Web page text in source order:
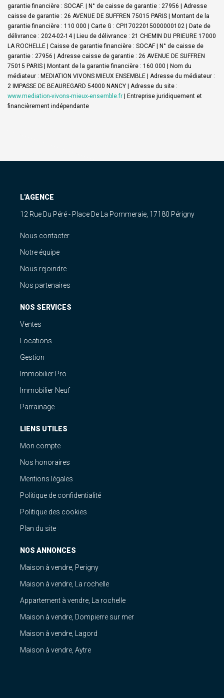
garantie financière : SOCAF. | N° de caisse de garantie : 27956 | Adresse
caisse de garantie : 26 AVENUE DE SUFFREN 75015 PARIS | Montant de la
garantie financière : 110 000 | Carte G : CPI17022015000000102 | Date de
délivrance : 2024-02-14 | Lieu de délivrance : 21 CHEMIN DU PRIEURE 17000
LA ROCHELLE | Caisse de garantie financière : SOCAF | N° de caisse de
garantie : 27956 | Adresse caisse de garantie : 26 AVENUE DE SUFFREN
75015 PARIS | Montant de la garantie financière : 160 000 | Nom du
médiateur : MEDIATION VIVONS MIEUX ENSEMBLE | Adresse du médiateur :
2 IMPASSE DE BEAUREGARD 54000 NANCY | Adresse du site :
www.mediation-vivons-mieux-ensemble.fr | Entreprise juridiquement et
financièrement indépendante
L'AGENCE
12 Rue Du Péré - Place De La Pommeraie, 17180 Périgny
Nous contacter
Notre équipe
Nous rejoindre
Nos partenaires
NOS SERVICES
Ventes
Locations
Gestion
Immobilier Pro
Immobilier Neuf
Parrainage
LIENS UTILES
Mon compte
Nos honoraires
Mentions légales
Politique de confidentialité
Politique des cookies
Plan du site
NOS ANNONCES
Maison à vendre, Perigny
Maison à vendre, La rochelle
Appartement à vendre, La rochelle
Maison à vendre, Dompierre sur mer
Maison à vendre, Lagord
Maison à vendre, Aytre